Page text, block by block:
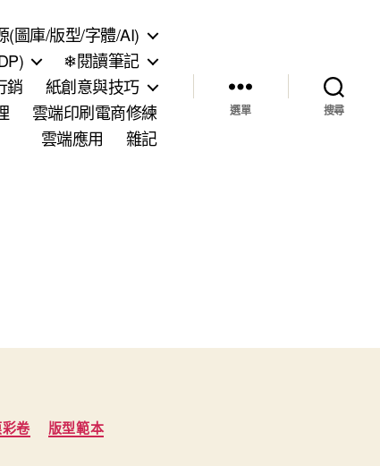
(圖庫/版型/字體/AI)
❄閱讀筆記
銷
紙創意與技巧
雲端印刷電商修練
雲端應用
雜記
選單 搜尋
卷 版型範本